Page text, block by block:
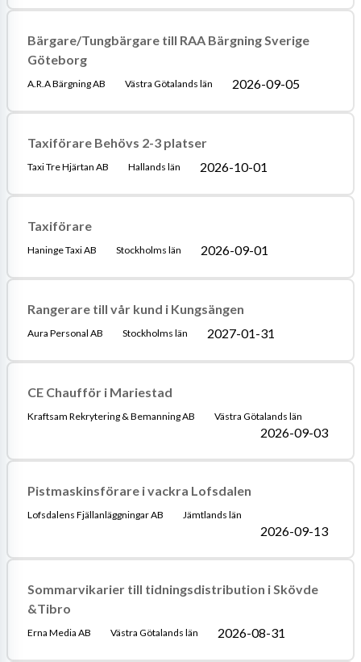
Bärgare/Tungbärgare till RAA Bärgning Sverige
Göteborg
A.R.A Bärgning AB Västra Götalands län 2026-09-05
Taxiförare Behövs 2-3 platser
Taxi Tre Hjärtan AB Hallands län 2026-10-01
Taxiförare
Haninge Taxi AB Stockholms län 2026-09-01
Rangerare till vår kund i Kungsängen
Aura Personal AB Stockholms län 2027-01-31
CE Chaufför i Mariestad
Kraftsam Rekrytering & Bemanning AB Västra Götalands län
2026-09-03
Pistmaskinsförare i vackra Lofsdalen
Lofsdalens Fjällanläggningar AB Jämtlands län
2026-09-13
Sommarvikarier till tidningsdistribution i Skövde
&Tibro
Erna Media AB Västra Götalands län 2026-08-31